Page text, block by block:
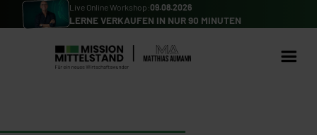
Live Online Workshop:09.08.2026
LERNE VERKAUFEN IN NUR 90 MINUTEN